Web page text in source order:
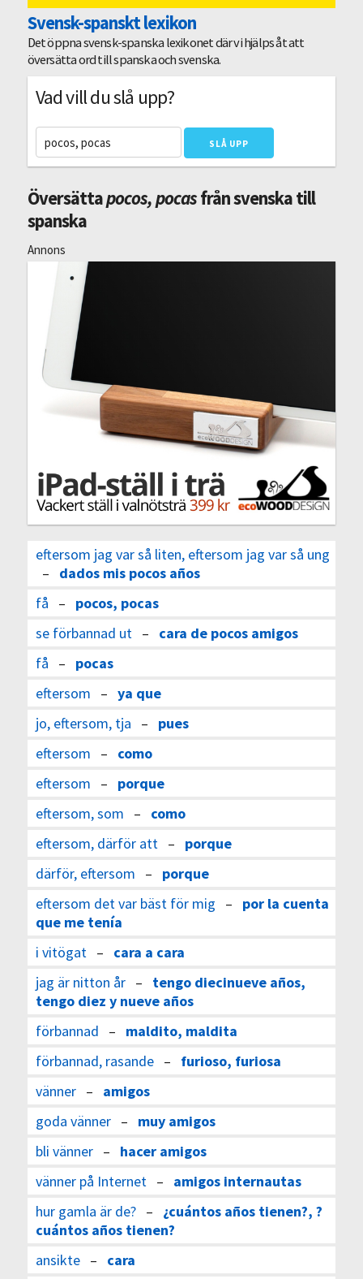
Svensk-spanskt lexikon
Det öppna svensk-spanska lexikonet där vi hjälps åt att
översätta ord till spanska och svenska.
Vad vill du slå upp?
Översättapocos, pocasfrån svenska till
spanska
Annons
eftersom jag var så liten, eftersom jag var så ung
– dados mis pocos años
få – pocos, pocas
se förbannad ut– cara de pocos amigos
få – pocas
eftersom – ya que
jo, eftersom, tja – pues
eftersom – como
eftersom – porque
eftersom, som – como
eftersom, därför att– porque
därför, eftersom – porque
eftersom det var bäst för mig – por la cuenta
que me tenía
i vitögat– cara a cara
jag är nitton år– tengo diecinueve años,
tengo diez y nueve años
förbannad – maldito, maldita
förbannad, rasande– furioso, furiosa
vänner– amigos
goda vänner– muy amigos
bli vänner– hacer amigos
vänner på Internet– amigos internautas
hur gamla är de?– ¿cuántos años tienen?, ?
cuántos años tienen?
ansikte– cara